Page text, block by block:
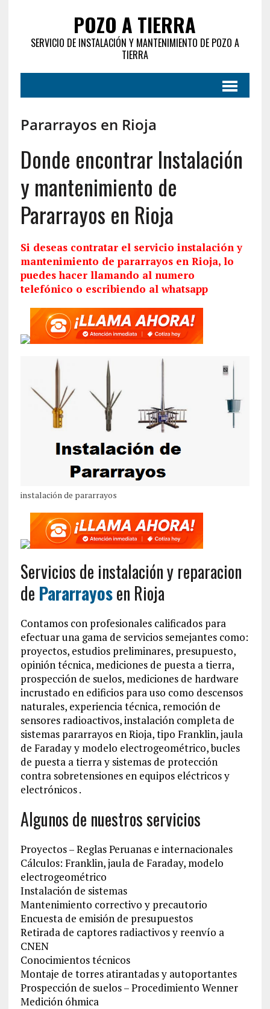
POZO A TIERRA
SERVICIO DE INSTALACIÓN Y MANTENIMIENTO DE POZO A
TIERRA
Pararrayos en Rioja
Donde encontrar Instalación
y mantenimiento de
Pararrayos en Rioja
Si deseas contratar el servicio instalacióny
mantenimiento de pararrayos en Rioja, lo
puedes hacer llamando al numero
telefónico o escribiendo al whatsapp
instalación de pararrayos
Servicios de instalación y reparacion
de Pararrayosen Rioja
Contamos con profesionales calificados para
efectuar una gama de servicios semejantes como:
proyectos, estudios preliminares, presupuesto,
opinión técnica, mediciones de puesta a tierra,
prospección de suelos, mediciones de hardware
incrustado en edificios para uso como descensos
naturales, experiencia técnica, remoción de
sensores radioactivos, instalación completa de
sistemas pararrayos en Rioja, tipo Franklin, jaula
de Faraday y modelo electrogeométrico, bucles
de puesta a tierra y sistemas de protección
contra sobretensiones en equipos eléctricos y
electrónicos .
Algunos de nuestros servicios
Proyectos – Reglas Peruanas e internacionales
Cálculos: Franklin, jaula de Faraday, modelo
electrogeométrico
Instalación de sistemas
Mantenimiento correctivo y precautorio
Encuesta de emisión de presupuestos
Retirada de captores radiactivos y reenvío a
CNEN
Conocimientos técnicos
Montaje de torres atirantadas y autoportantes
Prospección de suelos – Procedimiento Wenner
Medición óhmica